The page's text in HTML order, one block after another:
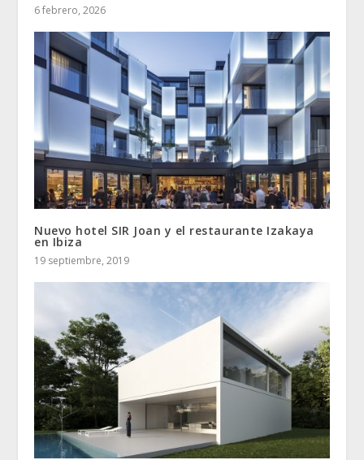
6 febrero, 2026
Nuevo hotel SIR Joan y el restaurante Izakaya
en Ibiza
19 septiembre, 2019